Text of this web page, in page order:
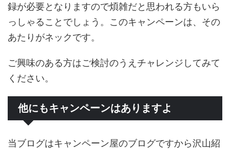
録が必要となりますので煩雑だと思われる方もいら
っしゃることでしょう。このキャンペーンは、その
あたりがネックです。
ご興味のある方はご検討のうえチャレンジしてみて
ください。
他にもキャンペーンはありますよ
当ブログはキャンペーン屋のブログですから沢山紹